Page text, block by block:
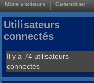
Nbre visiteurs Calendrier
Utilisateurs
connectés
Il y a 74 utilisateurs
connectés